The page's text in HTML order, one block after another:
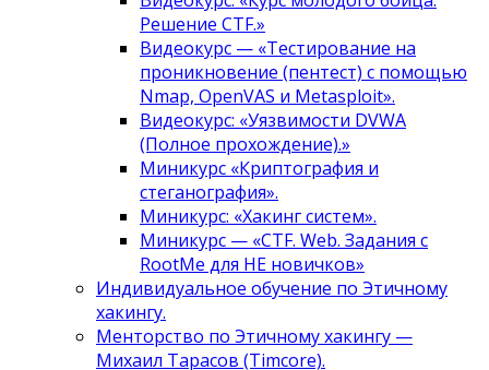
Решение CTF.»
Видеокурс — «Тестирование на
проникновение (пентест) с помощью
Nmap, OpenVAS и Metasploit».
Видеокурс: «Уязвимости DVWA
(Полное прохождение).»
Миникурс «Криптография и
стеганография».
Миникурс: «Хакинг систем».
Миникурс — «CTF. Web. Задания с
RootMe для НЕ новичков»
Индивидуальное обучение по Этичному
хакингу.
Менторство по Этичному хакингу —
Михаил Тарасов (Timcore).